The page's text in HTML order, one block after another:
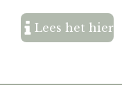
Lees het hier